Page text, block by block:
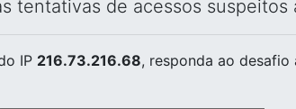
tentativas de acessos
IP 216.73.216.68, responda ao desafio